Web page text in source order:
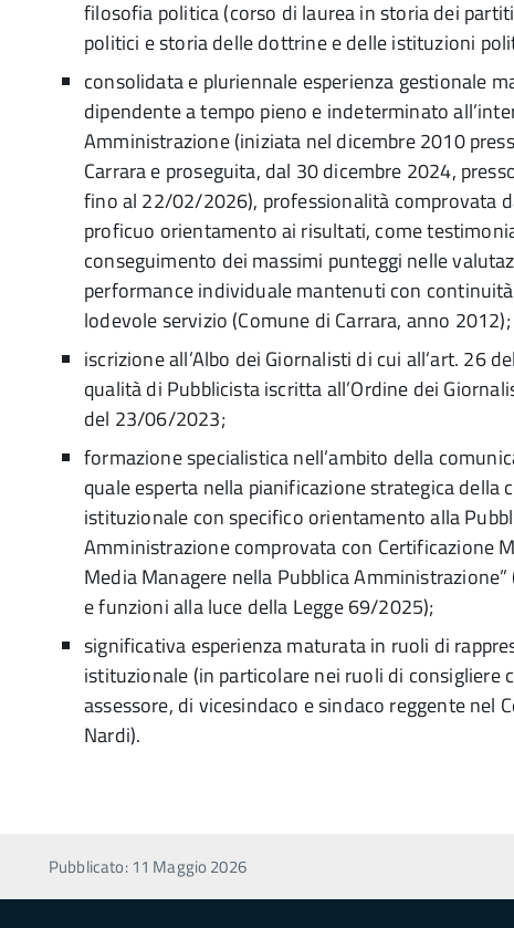
filosofia politica (corso di laurea in storia dei
politici e storia delle dottrine e delle istituzioni
consolidata e pluriennale esperienza gestionale
dipendente a tempo pieno e indeterminato
Amministrazione (iniziata nel dicembre 2010
Carrara e proseguita, dal 30 dicembre 2024,
fino al 22/02/2026), professionalità comprovata
proficuo orientamento ai risultati, come
conseguimento dei massimi punteggi nelle
performance individuale mantenuti con
lodevole servizio (Comune di Carrara, anno 2012);
iscrizione all’Albo dei Giornalisti di cui all’art. 26
qualità di Pubblicista iscritta all’Ordine dei
del 23/06/2023;
formazione specialistica nell’ambito della
quale esperta nella pianificazione strategica della
istituzionale con specifico orientamento alla
Amministrazione comprovata con Certificazione
Media Managere nella Pubblica
e funzioni alla luce della Legge 69/2025);
significativa esperienza maturata in ruoli di
istituzionale (in particolare nei ruoli di consigliere
assessore, di vicesindaco e sindaco reggente nel
Nardi).
Pubblicato: 11 Maggio 2026